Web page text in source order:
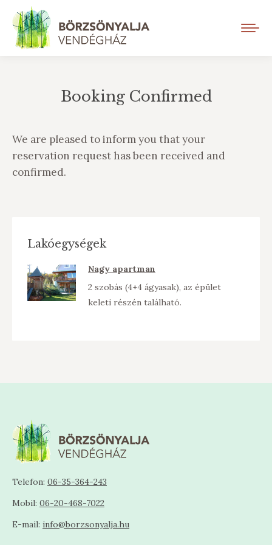
Booking Confirmed
We are pleased to inform you that your
reservation request has been received and
confirmed.
Lakóegységek
Nagy apartman
2 szobás (4+4 ágyasak), az épület
keleti részén található.
Telefon: 06-35-364-243
Mobil: 06-20-468-7022
E-mail: info@borzsonyalja.hu